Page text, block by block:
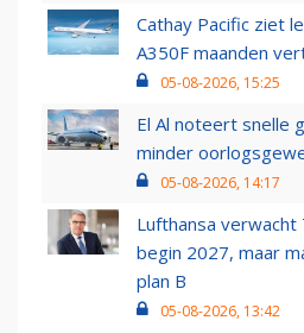
Cathay Pacific ziet
A350F maanden
05-08-2026, 15:25
El Al noteert snelle
minder
05-08-2026, 14:17
Lufthansa verwacht
begin 2027, maar
plan B
05-08-2026, 13:42